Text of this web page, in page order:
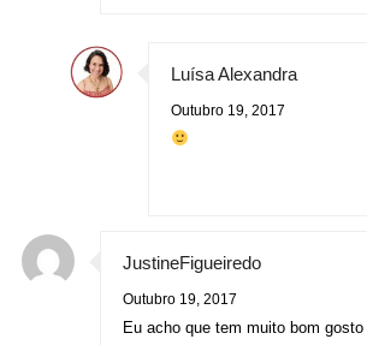
Luísa Alexandra
Outubro 19, 2017
JustineFigueiredo
Outubro 19, 2017
Eu acho que tem muito bom